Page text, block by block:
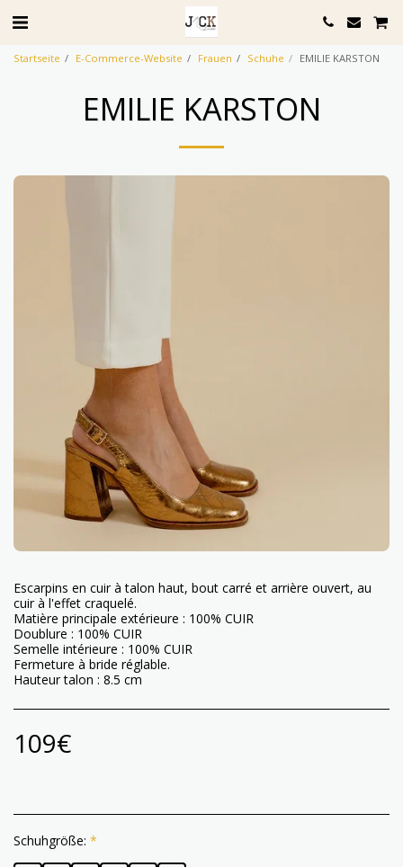
Startseite E-Commerce-Website Frauen Schuhe EMILIE KARSTON
EMILIE KARSTON
Escarpins en cuir à talon haut, bout carré et arrière ouvert, au
cuir à l'effet craquelé.
Matière principale extérieure : 100% CUIR
Doublure : 100% CUIR
Semelle intérieure : 100% CUIR
Fermeture à bride réglable.
Hauteur talon : 8.5 cm
109€
Schuhgröße: *